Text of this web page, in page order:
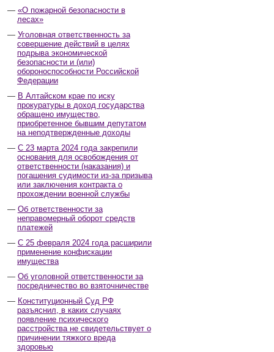
«О пожарной безопасности в
лесах»
Уголовная ответственность за
совершение действий в целях
подрыва экономической
безопасности и (или)
обороноспособности Российской
Федерации
В Алтайском крае по иску
прокуратуры в доход государства
обращено имущество,
приобретенное бывшим депутатом
на неподтвержденные доходы
С 23 марта 2024 года закрепили
основания для освобождения от
ответственности (наказания) и
погашения судимости из-за призыва
или заключения контракта о
прохождении военной службы
Об ответственности за
неправомерный оборот средств
платежей
С 25 февраля 2024 года расширили
применение конфискации
имущества
Об уголовной ответственности за
посредничество во взяточничестве
Конституционный Суд РФ
разъяснил, в каких случаях
появление психического
расстройства не свидетельствует о
причинении тяжкого вреда
здоровью